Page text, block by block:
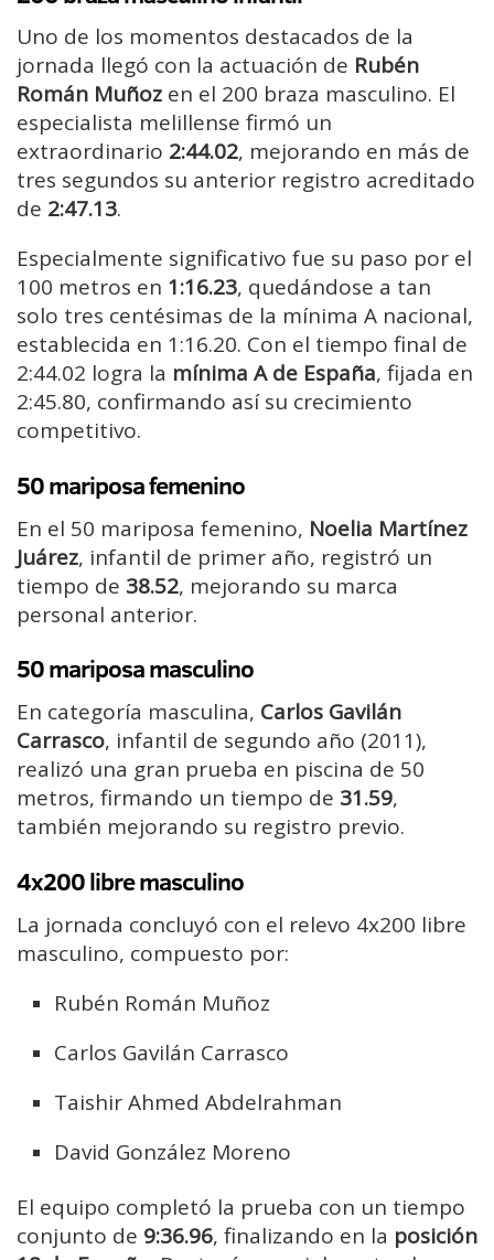
Uno de los momentos destacados de la
jornada llegó con la actuación de Rubén
Román Muñoz en el 200 braza masculino. El
especialista melillense firmó un
extraordinario 2:44.02, mejorando en más de
tres segundos su anterior registro acreditado
de 2:47.13.
Especialmente significativo fue su paso por el
100 metros en 1:16.23, quedándose a tan
solo tres centésimas de la mínima A nacional,
establecida en 1:16.20. Con el tiempo final de
2:44.02 logra la mínima A de España, fijada en
2:45.80, confirmando así su crecimiento
competitivo.
50 mariposa femenino
En el 50 mariposa femenino, Noelia Martínez
Juárez, infantil de primer año, registró un
tiempo de 38.52, mejorando su marca
personal anterior.
50 mariposa masculino
En categoría masculina, Carlos Gavilán
Carrasco, infantil de segundo año (2011),
realizó una gran prueba en piscina de 50
metros, firmando un tiempo de 31.59,
también mejorando su registro previo.
4x200 libre masculino
La jornada concluyó con el relevo 4x200 libre
masculino, compuesto por:
Rubén Román Muñoz
Carlos Gavilán Carrasco
Taishir Ahmed Abdelrahman
David González Moreno
El equipo completó la prueba con un tiempo
conjunto de 9:36.96, finalizando en la posición